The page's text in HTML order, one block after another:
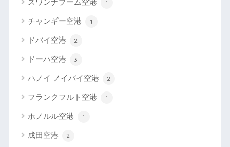
1
チャンギー空港 1
ドバイ空港 2
ドーハ空港 3
ハノイ ノイバイ空港 2
フランクフルト空港 1
ホノルル空港 1
成田空港 2